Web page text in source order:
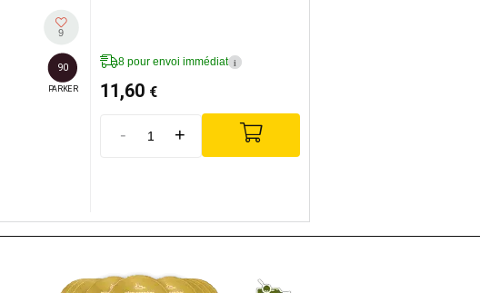
9
90
PARKER
8 pour envoi immédiat i
11,60 €
- +